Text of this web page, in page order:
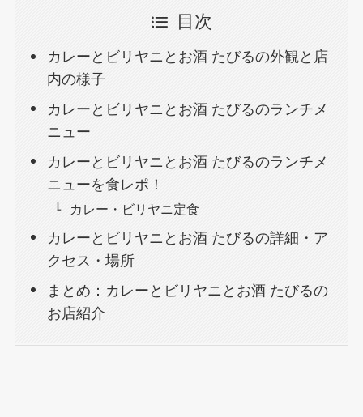
目次
カレーとビリヤニとお酒 たびるの外観と店
内の様子
カレーとビリヤニとお酒 たびるのランチメ
ニュー
カレーとビリヤニとお酒 たびるのランチメ
ニューを食レポ！
カレー・ビリヤニ定食
カレーとビリヤニとお酒 たびるの詳細・ア
クセス・場所
まとめ：カレーとビリヤニとお酒 たびるの
お店紹介